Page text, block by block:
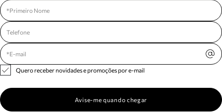
Quero receber novidades e promoções por e-mail
Avise-me quando chegar